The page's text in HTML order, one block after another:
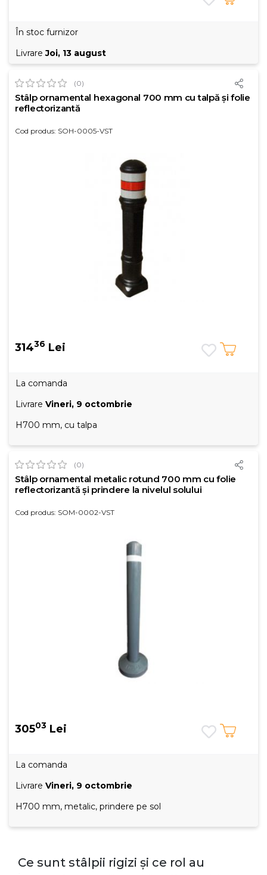
În stoc furnizor
LivrareJoi, 13 august
(0)
Stâlp ornamental hexagonal 700 mm cu talpă și folie
reflectorizantă
Cod produs: SOH-0005-VST
31436 Lei
La comanda
Livrare Vineri, 9 octombrie
H700 mm, cu talpa
(0)
Stâlp ornamental metalic rotund 700 mm cu folie
reflectorizantă și prindere la nivelul solului
Cod produs: SOM-0002-VST
30503 Lei
La comanda
Livrare Vineri, 9 octombrie
H700 mm, metalic, prindere pe sol
Ce sunt stâlpii rigizi și ce rol au